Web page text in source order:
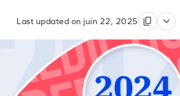
Last updated on juin 22, 2025